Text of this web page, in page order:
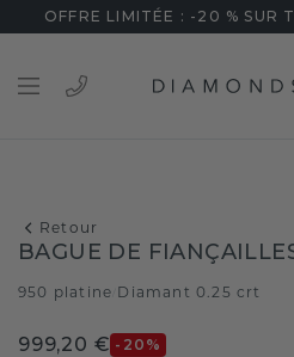
OFFRE LIMITÉE : -20 % SUR
Retour
BAGUE DE
950 platine Diamant 0.25 crt
999,20 € -20 %